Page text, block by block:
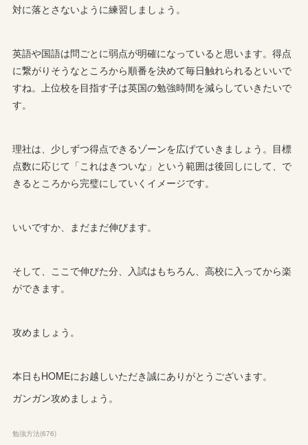
対に落とさないように練習しましょう。
英語や国語は問ごとに弱点が明確になっていると思います。得点
に繋がりそうなところから順番を決めて毎日触れられるといいで
すね。上位校を目指す子は英国の勉強時間を減らしていきたいで
す。
理社は、少しずつ得点できるゾーンを広げていきましょう。目標
点数に応じて「これはきついな」という範囲は後回しにして、で
きるところから完璧にしていくイメージです。
いいですか、まだまだ伸びます。
そして、ここで伸びた分、入試はもちろん、高校に入ってから楽
ができます。
攻めましょう。
本日もHOMEにお越しいただき誠にありがとうございます。
ガンガン攻めましょう。
勉強方法(676)